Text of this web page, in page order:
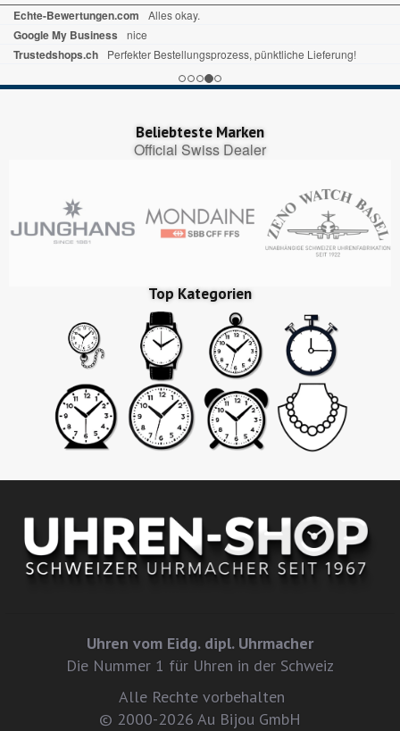
Echte-Bewertungen.com Alles okay.
Google My Business nice
Trustedshops.ch Perfekter Bestellungsprozess, pünktliche Lieferung!
Beliebteste Marken
Official Swiss Dealer
Top Kategorien
Uhren vom Eidg. dipl. Uhrmacher
Die Nummer 1 für Uhren in der Schweiz
Alle Rechte vorbehalten
© 2000-2026 Au Bijou GmbH